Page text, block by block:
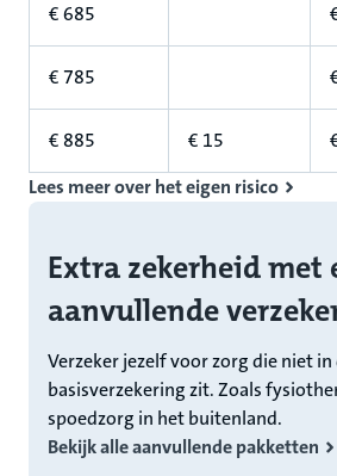
€ 685
€ 785
€ 885 € 15
Lees meer over het eigen risico
Extra zekerheid met
aanvullende
Verzeker jezelf voor zorg die niet in
basisverzekering zit. Zoals
spoedzorg in het buitenland.
Bekijk alle aanvullende pakketten